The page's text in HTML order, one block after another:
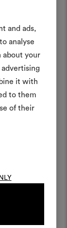
and ads,
analyse
about your
it with
to them
of their
Créer
interactif
et les partager,
et des